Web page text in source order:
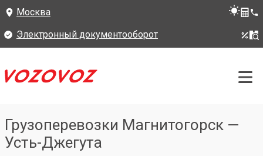
Москва
Электронный документооборот
Грузоперевозки Магнитогорск —
Усть-Джегута